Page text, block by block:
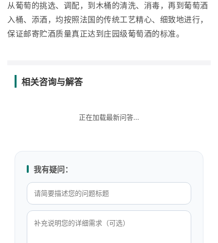
从葡萄的挑选、调配，到木桶的清洗、消毒，再到葡萄酒
入桶、添酒，均按照法国的传统工艺精心、细致地进行，
保证邮寄贮酒质量真正达到庄园级葡萄酒的标准。
相关咨询与解答
正在加载最新问答...
我有疑问：